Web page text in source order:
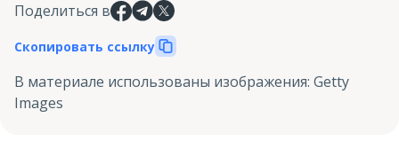
Поделиться в
Скопировать ссылку
В материале использованы изображения: Getty
Images